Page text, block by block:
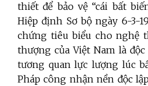
thiết để bảo vệ “cái bất
Hiệp định Sơ bộ ngày 6-3-
chứng tiêu biểu cho nghệ
thượng của Việt Nam là
tương quan lực lượng lúc
Pháp công nhận nền độc